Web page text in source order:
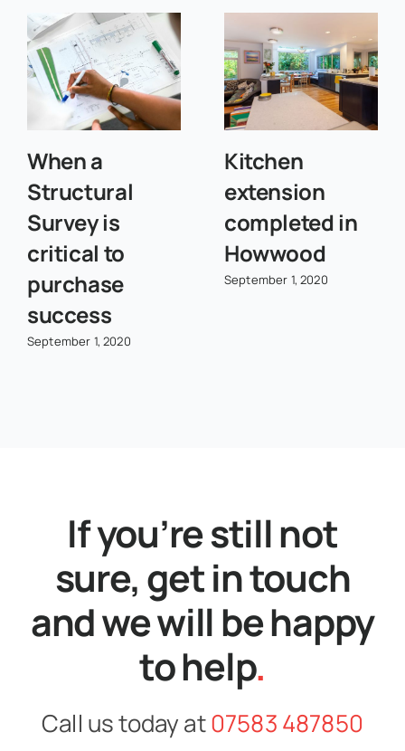
When a
Structural
Survey is
critical to
purchase
success
September 1, 2020
Kitchen
extension
completed in
Howwood
September 1, 2020
If you’re still not
sure, get in touch
and we will be happy
to help.
Call us today at07583 487850